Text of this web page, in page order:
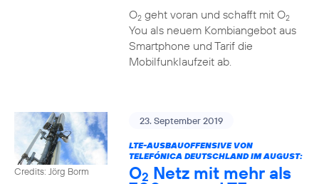
O2geht voran und schafft mit O2
You als neuem Kombiangebot aus
Smartphone und Tarif die
Mobilfunklaufzeit ab.
Credits: Jörg Borm
23. September 2019
LTE-AUSBAUOFFENSIVE VON
TELEFÓNICA DEUTSCHLAND IM AUGUST:
O2 Netz mit mehr als